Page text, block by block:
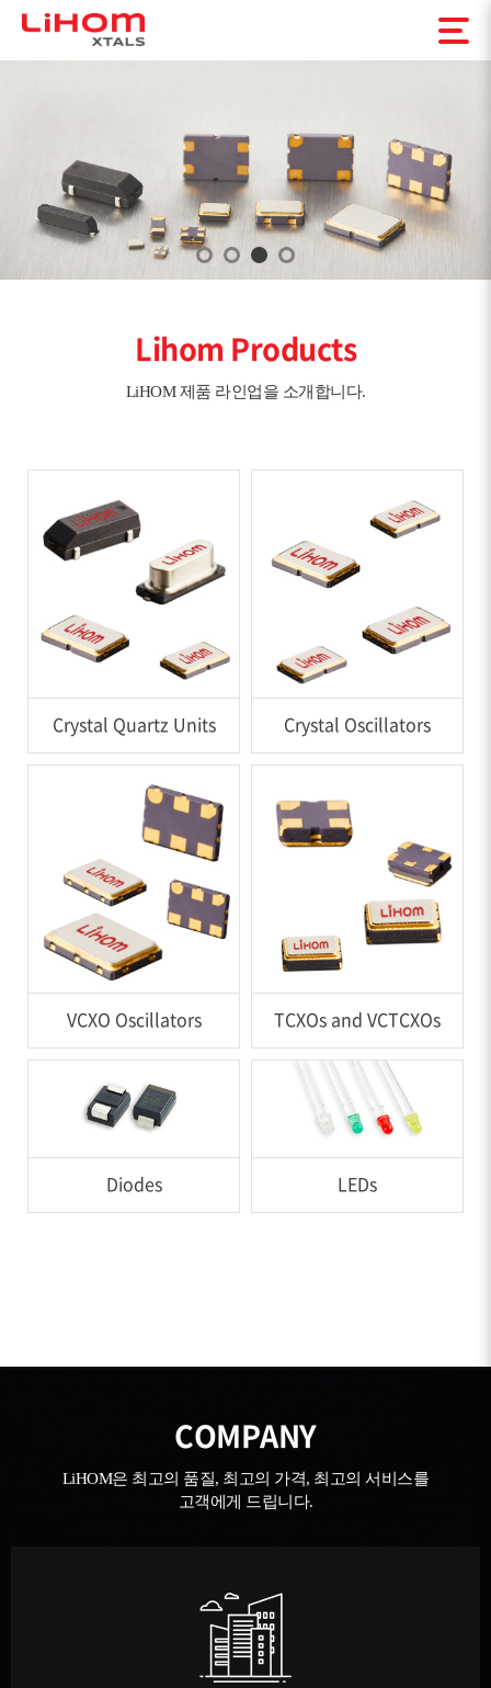
Lihom Products
LiHOM 제품 라인업을 소개합니다.
Crystal Quartz Units Crystal Oscillators
VCXO Oscillators TCXOs and VCTCXOs
Diodes LEDs
COMPANY
LiHOM은 최고의 품질, 최고의 가격, 최고의 서비스를
고객에게 드립니다.